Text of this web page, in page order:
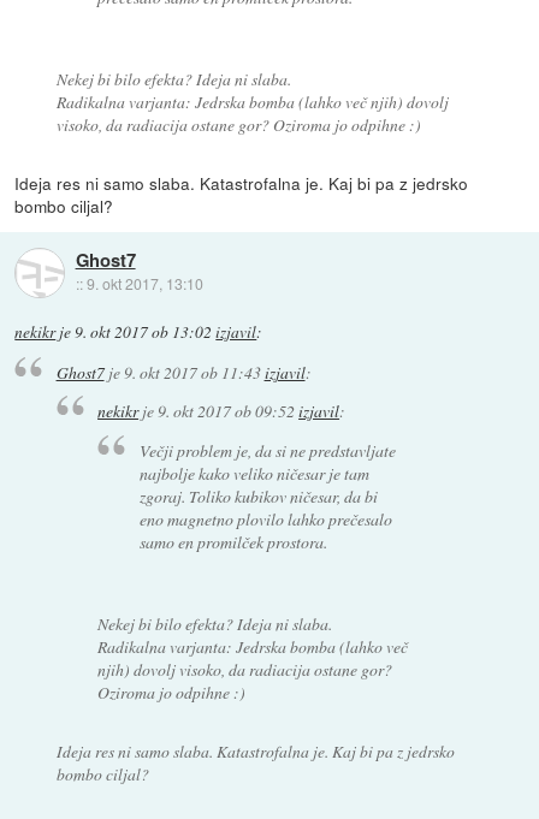
Nekej bi bilo efekta? Ideja ni slaba.
Radikalna varjanta: Jedrska bomba (lahko več njih) dovolj
visoko, da radiacija ostane gor? Oziroma jo odpihne :)
Ideja res ni samo slaba. Katastrofalna je. Kaj bi pa z jedrsko
bombo ciljal?
Ghost7
::9. okt 2017, 13:10
nekikrje9. okt 2017 ob 13:02 izjavil:
Ghost7je 9. okt 2017 ob 11:43izjavil:
nekikrje9. okt 2017 ob 09:52izjavil:
Večji problem je, da si ne predstavljate
najbolje kako veliko ničesar je tam
zgoraj. Toliko kubikov ničesar, da bi
eno magnetno plovilo lahko prečesalo
samo en promilček prostora.
Nekej bi bilo efekta? Ideja ni slaba.
Radikalna varjanta: Jedrska bomba (lahko več
njih) dovolj visoko, da radiacija ostane gor?
Oziroma jo odpihne :)
Ideja res ni samo slaba. Katastrofalna je. Kaj bi pa z jedrsko
bombo ciljal?